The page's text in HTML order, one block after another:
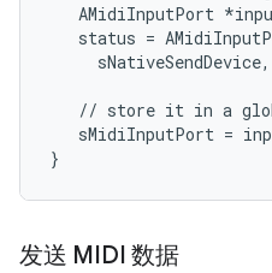
AMidiInputPort
status =
// store it in a
sMidiInputPort =
发送 MIDI 数据